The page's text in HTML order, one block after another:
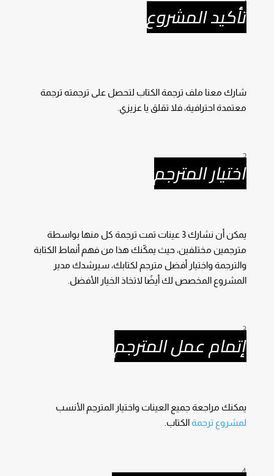
تأكيد المشروع
شارك معنا ملف ترجمة الكتاب لتحصل على ترجمته ترجمة
معتمدة احترافية، فلا تقلق يا عزيزي.
اختيار المترجم
يمكن أن نشارك 3 عينات تمت ترجمة كل منها بواسطة
مترجمين مختلفين، حيث يمكّنك هذا من فهم أنماط الكتابة
والترجمة واختيار أفضل مترجم لكتابك، سيرشدك مدير
المشروع المخصص لك أيضًا لاتخاذ الخيار الأفضل.
إتمام عمل المترجم
يمكنك مراجعة جميع العينات واختيار المترجم الأنسب
لمشروع ترجمةالكتاب.